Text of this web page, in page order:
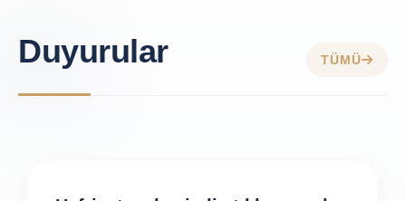
Duyurular TÜMÜ